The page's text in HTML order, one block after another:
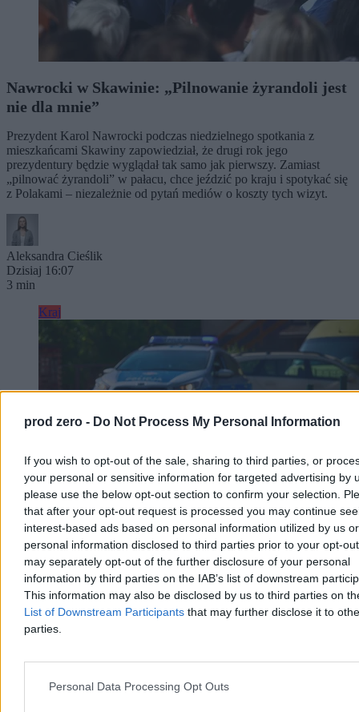
prod zero - Do Not Process My Personal Information
If you wish to opt-out of the sale, sharing to third parties, or
your personal or sensitive information for targeted advertising by
please use the below opt-out section to confirm your selection.
that after your opt-out request is processed you may continue
interest-based ads based on personal information utilized by us or
personal information disclosed to third parties prior to your opt-
may separately opt-out of the further disclosure of your personal
information by third parties on the IAB’s list of downstream
This information may also be disclosed by us to third parties on
List of Downstream Participants that may further disclose it to
parties.
Personal Data Processing Opt Outs
Nawrocki w Skawinie: „Pilnowanie żyrandoli jest
nie dla mnie”
Prezydent Karol Nawrocki podczas niedzielnego spotkania z
mieszkańcami Skawiny zapowiedział, że drugi rok jego
prezydentury będzie wyglądał tak samo jak pierwszy. Zamiast
„pilnować żyrandoli” w pałacu, chce jeździć po kraju i spotykać się
z Polakami – niezależnie od pytań mediów o koszty tych wizyt.
Aleksandra Cieślik
Dzisiaj 16:07
3 min
Kraj
Dwaj bracia topili się w zbiorniku. Stan jednego z
nich jest krytyczny
Śledczy wyjaśniają okoliczności sobotniego wypadku przy ul.
Komuny Paryskiej w Szczecinie, gdzie w zbiorniku